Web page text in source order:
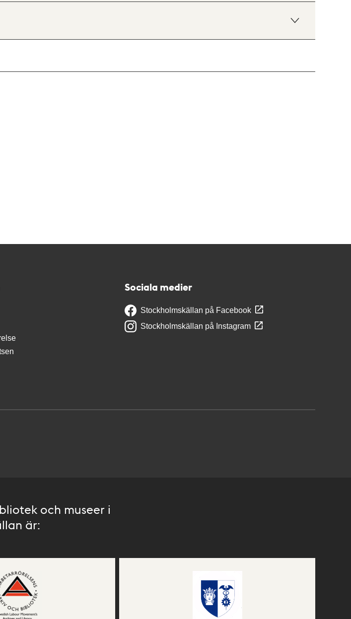
Sociala medier
Stockholmskällan på Facebook
Stockholmskällan på Instagram
och museer i
är: